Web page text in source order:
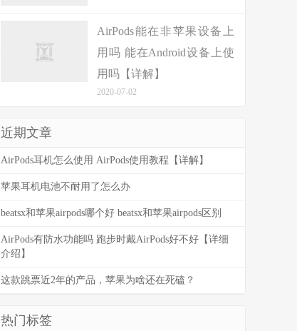
AirPods能在非苹果设备上
用吗 能在Android设备上使
用吗【详解】
2020-07-02
近期文章
AirPods耳机怎么使用 AirPods使用教程【详解】
苹果耳机电池不耐用了怎么办
beatsx和苹果airpods哪个好 beatsx和苹果airpods区别
AirPods有防水功能吗 跑步时戴AirPods好不好【详细
介绍】
这款跳票近2年的产品，苹果为啥还在死磕？
热门标签